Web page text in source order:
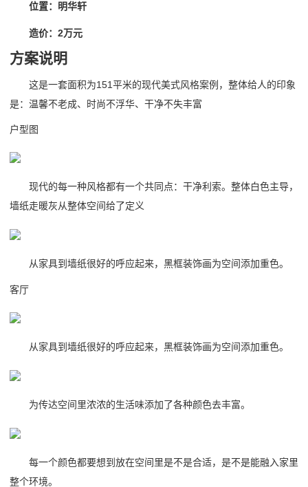
位置：明华轩
造价：2万元
方案说明
这是一套面积为151平米的现代美式风格案例，整体给人的印象
是：温馨不老成、时尚不浮华、干净不失丰富
户型图
现代的每一种风格都有一个共同点：干净利索。整体白色主导，
墙纸走暖灰从整体空间给了定义
从家具到墙纸很好的呼应起来，黑框装饰画为空间添加重色。
客厅
从家具到墙纸很好的呼应起来，黑框装饰画为空间添加重色。
为传达空间里浓浓的生活味添加了各种颜色去丰富。
每一个颜色都要想到放在空间里是不是合适，是不是能融入家里
整个环境。